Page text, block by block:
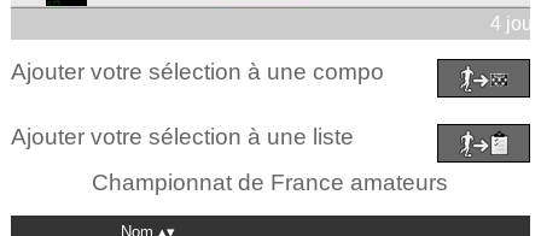
4
Ajouter votre sélection à une compo
Ajouter votre sélection à une liste
Championnat de France amateurs
Nom